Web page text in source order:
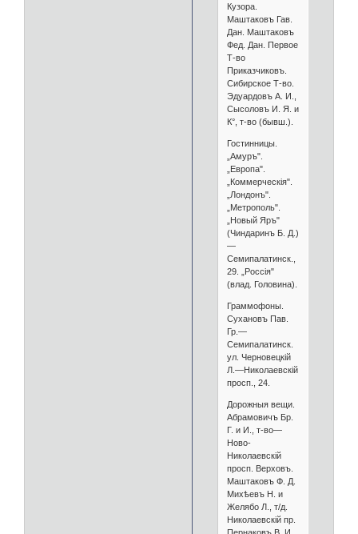
Кузора.
Маштаковъ Гав.
Дан. Маштаковъ
Фед. Дан. Первое
Т-во
Приказчиковъ.
Сибирское Т-во.
Эдуардовъ А. И.,
Сысоловъ И. Я. и
К°, т-во (бывш.).
Гостинницы.
„Амуръ".
„Европа".
„Коммерческія".
„Лондонъ".
„Метрополь".
„Новый Яръ"
(Чиндаринъ Б. Д.)
—
Семипалатинск.,
29. „Россія"
(влад. Головина).
Граммофоны.
Сухановъ Пав.
Гр.—
Семипалатинск.
ул. Черновецкій
Л.—Николаевскій
просп., 24.
Дорожныя вещи.
Абрамовичъ Бр.
Г. и И., т-во—
Ново-
Николаевскій
просп. Верховъ.
Маштаковъ Ф. Д.
Михѣевъ Н. и
Желябо Л., т/д.
Николаевскій пр.